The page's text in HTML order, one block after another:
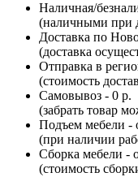
Наличная/
(наличными при
Доставка по
(доставка
Отправка в
(стоимость
Самовывоз - 0 р.
(забрать товар
Подъем мебели -
(при наличии
Сборка мебели -
(стоимость